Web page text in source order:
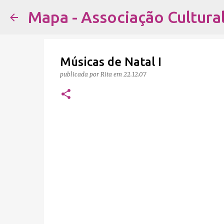
Mapa - Associação
Músicas de Natal I
publicada por Rita em 22.12.07